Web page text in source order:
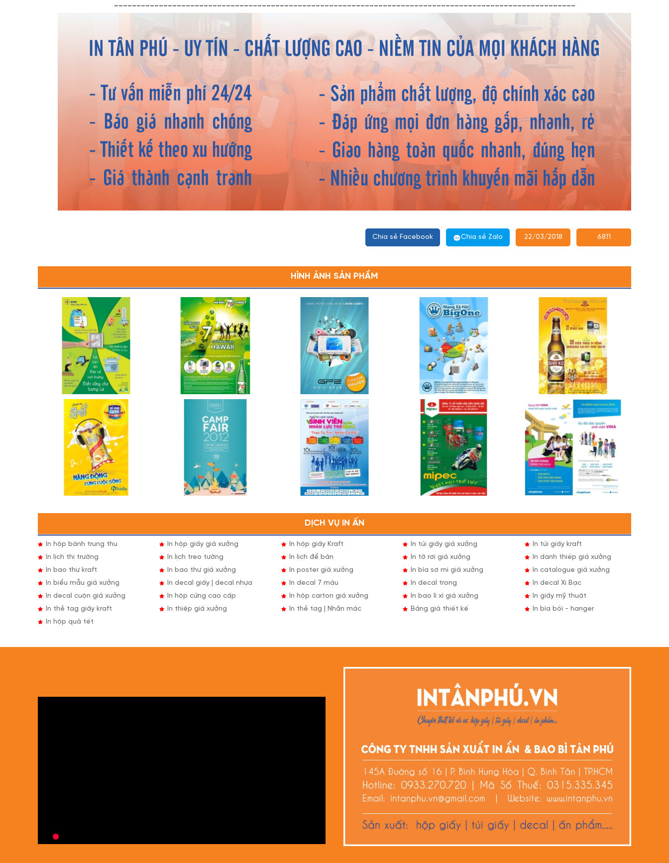
Chia sẻ Facebook Chia sẻ Zalo 22/03/2018 6811
HÌNH ẢNH SẢN PHẨM
DỊCH VỤ IN ẤN
In hộp bánh trung thu In hộp giấy giá xưởng In hộp giấy Kraft In túi giấy giá xưởng
In túi giấy kraft
In lịch thị trường
In lịch treo tường In lịch để bàn In tờ rơi giá xưởng
In danh thiếp giá xưởng
In bao thư kraft
In bao thư giá xưởng In poster giá xưởng In bìa sơ mi giá xưởng
In catalogue giá xưởng
In biểu mẫu giá xưởng
In decal giấy | decal nhựa In decal 7 màu In decal trong
In decal Xi Bạc
In decal cuộn giá xưởng
In hộp cứng cao cấp In hộp carton giá xưởng In bao lì xì giá xưởng
In giấy mỹ thuật
In thẻ tag giấy kraft
In thiệp giá xưởng In thẻ tag | Nhãn mác Bảng giá thiết kế
In bìa bồi - hanger
In hộp quà tết